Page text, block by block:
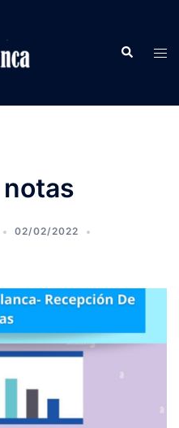
Buscar
02/02/2022